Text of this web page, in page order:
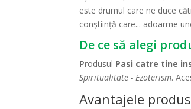
este drumul care ne duce
conștiință care... adoarme
De ce să alegi
Produsul Pasi catre tine
Spiritualitate - Ezoterism.
Avantajele